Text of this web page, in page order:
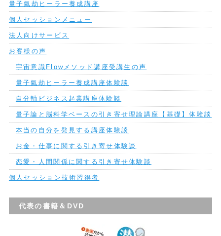
量子氣劫ヒーラー養成講座
個人セッションメニュー
法人向けサービス
お客様の声
宇宙意識Flowメソッド講座受講生の声
量子氣劫ヒーラー養成講座体験談
自分軸ビジネス起業講座体験談
量子論と脳科学ベースの引き寄せ理論講座【基礎】体験談
本当の自分を発見する講座体験談
お金・仕事に関する引き寄せ体験談
恋愛・人間関係に関する引き寄せ体験談
個人セッション技術習得者
代表の書籍＆DVD